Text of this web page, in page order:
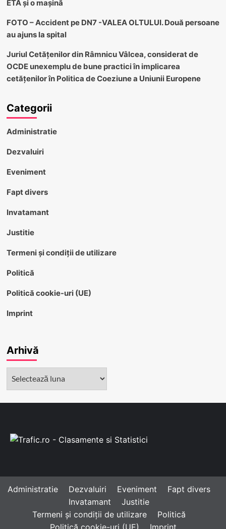
ETA și o mașină
FOTO – Accident pe DN7 -VALEA OLTULUI. Două persoane
au ajuns la spital
Juriul Cetățenilor din Râmnicu Vâlcea, considerat de
OCDE unexemplu de bune practici în implicarea
cetățenilor în Politica de Coeziune a Uniunii Europene
Categorii
Administratie
Dezvaluiri
Eveniment
Fapt divers
Invatamant
Justitie
Termeni și condiții de utilizare
Politică
Politică cookie-uri (UE)
Imprint
Arhivă
Administratie Dezvaluiri Eveniment
Fapt divers
Invatamant
Justitie
Termeni și condiții de utilizare
Politică
Politică cookie-uri (UE)
Imprint